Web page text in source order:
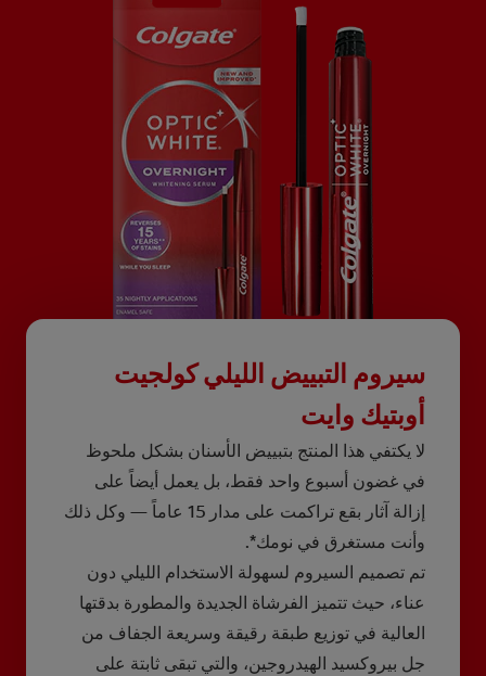
سيروم التبييض الليلي كولجيت
أوبتيك وايت
لا يكتفي هذا المنتج بتبييض الأسنان بشكل ملحوظ
في غضون أسبوع واحد فقط، بل يعمل أيضاً على
إزالة آثار بقع تراكمت على مدار 15 عاماً — وكل ذلك
وأنت مستغرق في نومك*.
تم تصميم السيروم لسهولة الاستخدام الليلي دون
عناء، حيث تتميز الفرشاة الجديدة والمطورة بدقتها
العالية في توزيع طبقة رقيقة وسريعة الجفاف من
جل بيروكسيد الهيدروجين، والتي تبقى ثابتة على